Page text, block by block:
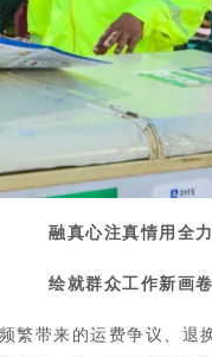
融真心注真情用全力
绘就群众工作新画卷
繁带来的运费争议、